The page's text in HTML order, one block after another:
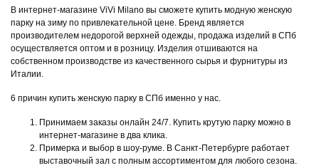
В интернет-магазине ViVi Milano вы сможете купить модную женскую
парку на зиму по привлекательной цене. Бренд является
производителем недорогой верхней одежды, продажа изделий в СПб
осуществляется оптом и в розницу. Изделия отшиваются на
собственном производстве из качественного сырья и фурнитуры из
Италии.
6 причин купить женскую парку в СПб именно у нас.
Принимаем заказы онлайн 24/7. Купить крутую парку можно в
интернет-магазине в два клика.
Примерка и выбор в шоу-руме. В Санкт-Петербурге работает
выставочный зал с полным ассортиментом для любого сезона.